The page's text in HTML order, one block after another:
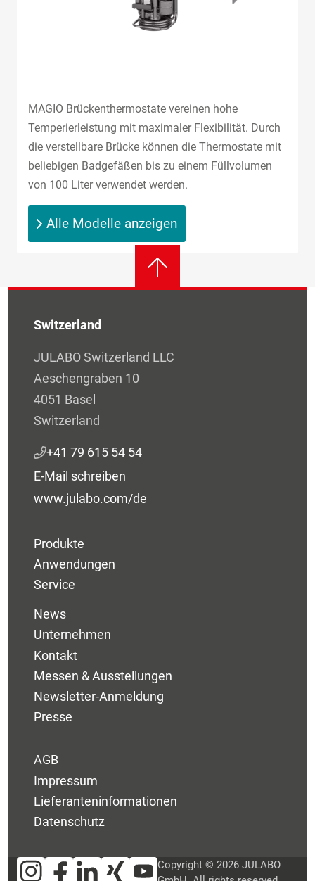
MAGIO Brückenthermostate vereinen hohe
Temperierleistung mit maximaler Flexibilität. Durch
die verstellbare Brücke können die Thermostate mit
beliebigen Badgefäßen bis zu einem Füllvolumen
von 100 Liter verwendet werden.
Alle Modelle anzeigen
Switzerland
JULABO Switzerland LLC
Aeschengraben 10
4051 Basel
Switzerland
+41 79 615 54 54
E-Mail schreiben
www.julabo.com/de
Produkte
Anwendungen
Service
News
Unternehmen
Kontakt
Messen & Ausstellungen
Newsletter-Anmeldung
Presse
AGB
Impressum
Lieferanteninformationen
Datenschutz
Copyright © 2026 JULABO